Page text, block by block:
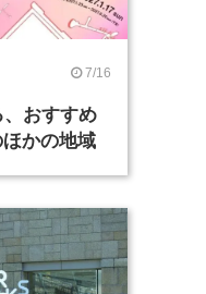
7/16
おすすめ
かの地域